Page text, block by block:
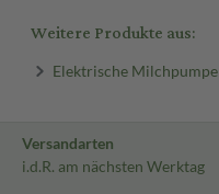
Weitere Produkte aus:
Elektrische Milchpumpe
Versandarten
i.d.R. am nächsten Werktag